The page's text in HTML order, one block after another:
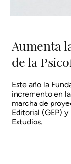
Aumenta
de la
Este año la
incremento en
marcha de
Editorial (GEP)
Estudios.